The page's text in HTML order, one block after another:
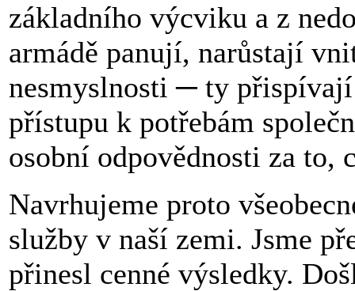
základního výcviku a z
armádě panují, narůstají
nesmyslnosti ─ ty
přístupu k potřebám
osobní odpovědnosti za to,
Navrhujeme proto
služby v naší zemi. Jsme
přinesl cenné výsledky.